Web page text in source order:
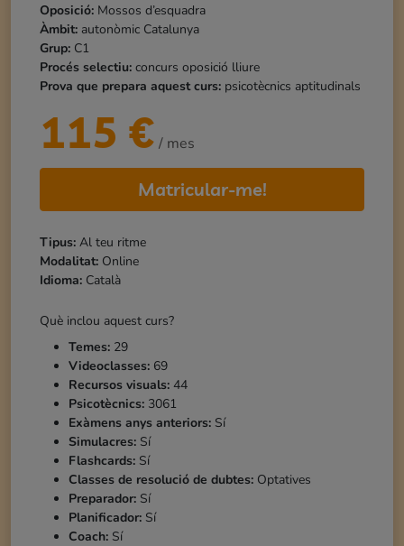
Oposició: Mossos d’esquadra
Àmbit: autonòmic Catalunya
Grup: C1
Procés selectiu: concurs oposició lliure
Prova que prepara aquest curs: psicotècnics aptitudinals
115 € / mes
Matricular-me!
Tipus: Al teu ritme
Modalitat: Online
Idioma: Català
Què inclou aquest curs?
Temes: 29
Videoclasses: 69
Recursos visuals: 44
Psicotècnics: 3061
Exàmens anys anteriors: Sí
Simulacres: Sí
Flashcards: Sí
Classes de resolució de dubtes: Optatives
Preparador: Sí
Planificador: Sí
Coach: Sí